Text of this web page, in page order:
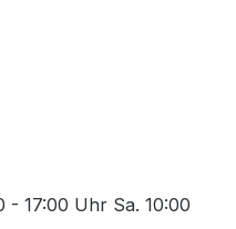
- 17:00 Uhr Sa. 10:00